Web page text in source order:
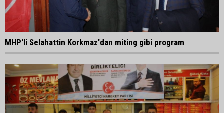
MHP'li Selahattin Korkmaz'dan miting gibi program